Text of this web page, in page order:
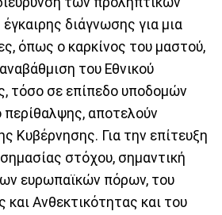
διάγνωσης για μια
όπως ο καρκίνος του μαστού,
του Εθνικού
τόσο σε επίπεδο υποδομών
περίθαλψης, αποτελούν
Κυβέρνησης. Για την επίτευξη
στόχου, σημαντική
ευρωπαϊκών πόρων, του
και Ανθεκτικότητας και του